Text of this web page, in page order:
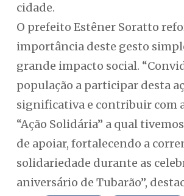
cidade.
O prefeito Estêner Soratto
importância deste gesto
grande impacto social.
população a participar desta
significativa e contribuir com
“Ação Solidária” a qual
de apoiar, fortalecendo a
solidariedade durante as
aniversário de Tubarão”,